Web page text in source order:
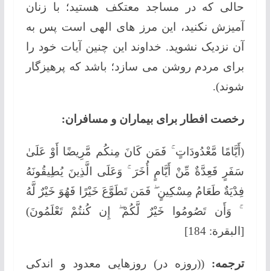
حالی که در مساجد معتکف هستید؛ با زنان
آمیزش نکنید، این مرز های الهی است پس به
آن نزدیک نشوید. خداوند این چنین آیات خود را
برای مردم روشن می سازد؛ باشد که پرهیزگار
شوند).
رخصت افطار برای بیماران و مسافران:
(أَيَّامًا مَّعْدُودَاتٍ ۚ فَمَن كَانَ مِنكُم مَّرِيضًا أَوْ عَلَىٰ
سَفَرٍ فَعِدَّةٌ مِّنْ أَيَّامٍ أُخَرَ ۚ وَعَلَى الَّذِينَ يُطِيقُونَهُ
فِدْيَةٌ طَعَامُ مِسْكِينٍ ۖ فَمَن تَطَوَّعَ خَيْرًا فَهُوَ خَيْرٌ لَّهُ
ۚ وَأَن تَصُومُوا خَيْرٌ لَّكُمْ ۖ إِن كُنتُمْ تَعْلَمُونَ)
[البقرة: 184]
ترجمه: ((روزه در) روزهایی معدود و اندکی